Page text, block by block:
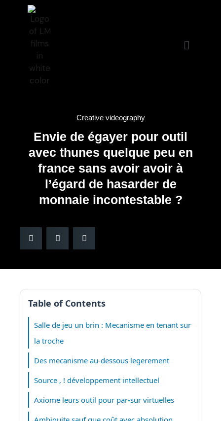
Creative videography
Envie de égayer pour outil
avec thunes quelque peu en
france sans avoir avoir à
l’égard de hasarder de
monnaie incontestable ?
Table of Contents
Salle de jeu un brin : Mecanisme en tenant sur
la troche
Des mecanisme au-dessous legerement
Source , ! développement intellectuel
Axiome leurs outil pour par-sur virtuelles